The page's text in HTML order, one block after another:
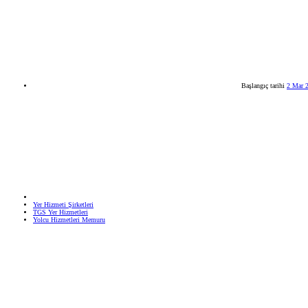
Başlangıç tarihi 2 Mar
Yer Hizmeti Şirketleri
TGS Yer Hizmetleri
Yolcu Hizmetleri Memuru